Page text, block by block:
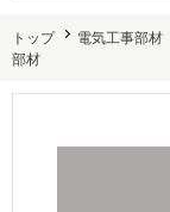
トップ 電気工事部材
部材